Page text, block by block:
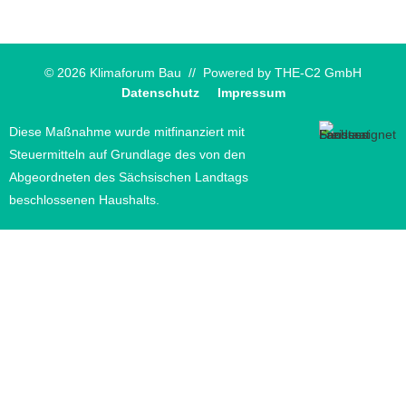
© 2026 Klimaforum Bau // Powered by THE-C2 GmbH
Datenschutz
Impressum
Diese Maßnahme wurde mitfinanziert mit
Steuermitteln auf Grundlage des von den
Abgeordneten des Sächsischen Landtags
beschlossenen Haushalts.